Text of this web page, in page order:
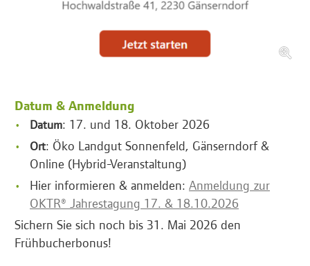
Datum & Anmeldung
Datum: 17. und 18. Oktober 2026
Ort: Öko Landgut Sonnenfeld, Gänserndorf &
Online (Hybrid-Veranstaltung)
Hier informieren & anmelden: Anmeldung zur
OKTR® Jahrestagung 17. & 18.10.2026
Sichern Sie sich noch bis 31. Mai 2026 den
Frühbucherbonus!